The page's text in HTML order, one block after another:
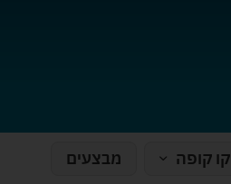
קו קופה
מבצעים